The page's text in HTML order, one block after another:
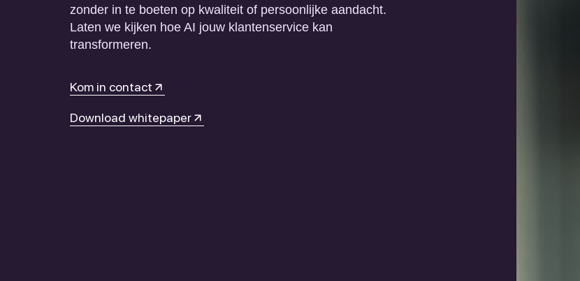
zonder in te boeten op kwaliteit of persoonlijke aandacht.
Laten we kijken hoe AI jouw klantenservice kan
transformeren.
Kom in contact
Download whitepaper